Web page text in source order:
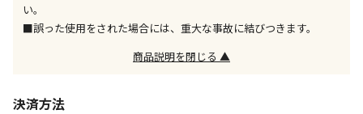
生する場合がございます。
い。
■誤った使用をされた場合には、重大な事故に結びつきます。
商品説明を閉じる ▲
決済方法